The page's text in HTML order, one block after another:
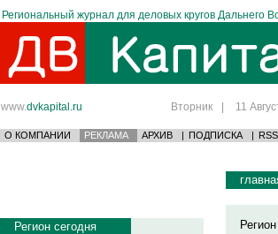
Региональный журнал для деловых кругов Дальнего
www.dvkapital.ru Вторник | 11
О КОМПАНИИ РЕКЛАМА АРХИВ | ПОДПИСКА | RSS
Регион сегодня